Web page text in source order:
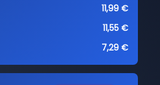
11,99 €
11,55 €
7,29 €